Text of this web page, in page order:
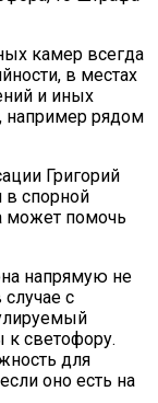
камер всегда
в местах
и иных
например рядом
Григорий
в спорной
может помочь
напрямую не
с
светофору.
для
оно есть на